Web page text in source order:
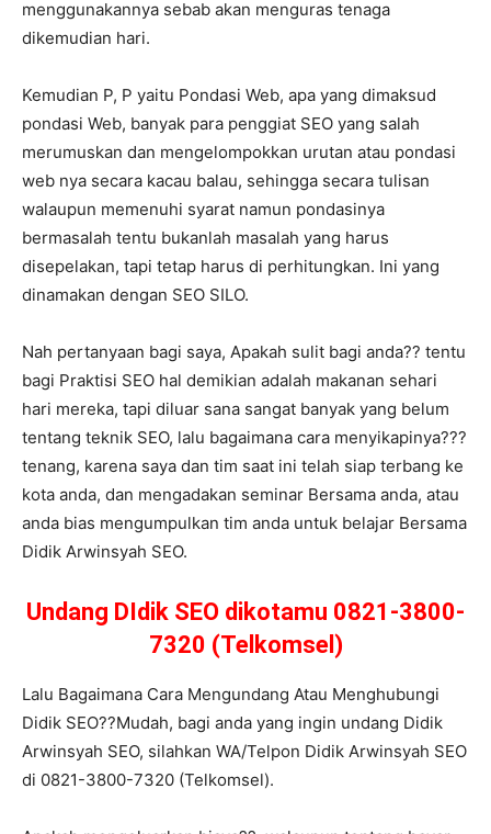
menggunakannya sebab akan menguras tenaga
dikemudian hari.
Kemudian P, P yaitu Pondasi Web, apa yang dimaksud
pondasi Web, banyak para penggiat SEO yang salah
merumuskan dan mengelompokkan urutan atau pondasi
web nya secara kacau balau, sehingga secara tulisan
walaupun memenuhi syarat namun pondasinya
bermasalah tentu bukanlah masalah yang harus
disepelakan, tapi tetap harus di perhitungkan. Ini yang
dinamakan dengan SEO SILO.
Nah pertanyaan bagi saya, Apakah sulit bagi anda?? tentu
bagi Praktisi SEO hal demikian adalah makanan sehari
hari mereka, tapi diluar sana sangat banyak yang belum
tentang teknik SEO, lalu bagaimana cara menyikapinya???
tenang, karena saya dan tim saat ini telah siap terbang ke
kota anda, dan mengadakan seminar Bersama anda, atau
anda bias mengumpulkan tim anda untuk belajar Bersama
Didik Arwinsyah SEO.
Undang DIdik SEO dikotamu 0821-3800-
7320 (Telkomsel)
Lalu Bagaimana Cara Mengundang Atau Menghubungi
Didik SEO??Mudah, bagi anda yang ingin undang Didik
Arwinsyah SEO, silahkan WA/Telpon Didik Arwinsyah SEO
di 0821-3800-7320 (Telkomsel).